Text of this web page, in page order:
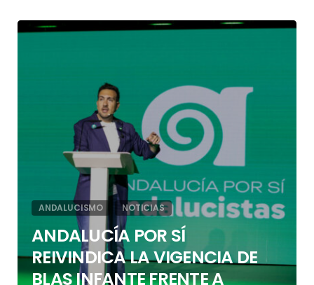
ANDALUCISMO NOTICIAS
ANDALUCÍA POR SÍ
REIVINDICA LA VIGENCIA DE
BLAS INFANTE FRENTE A